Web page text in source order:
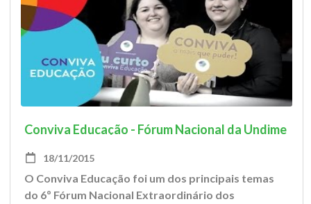
Conviva Educação - Fórum Nacional da Undime
18/11/2015
O Conviva Educação foi um dos principais temas
do 6º Fórum Nacional Extraordinário dos